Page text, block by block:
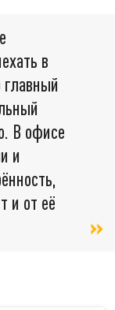
в
В офисе
и
и от её